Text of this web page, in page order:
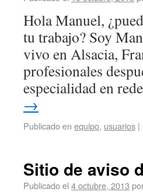
Hola Manuel,
tu trabajo? Soy
vivo en Alsacia,
profesionales
especialidad en
→
Publicado en equipo, usuarios |
Sitio de aviso
Publicado el 4 octubre, 2013